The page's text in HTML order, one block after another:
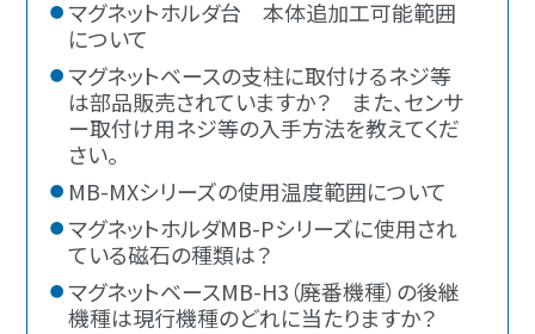
マグネットホルダ台 本体追加工可能範囲
について
マグネットベースの支柱に取付けるネジ等
は部品販売されていますか？ また、センサ
ー取付け用ネジ等の入手方法を教えてくだ
さい。
MB-MXシリーズの使用温度範囲について
マグネットホルダMB-Pシリーズに使用され
ている磁石の種類は？
マグネットベースMB-H3（廃番機種）の後継
機種は現行機種のどれに当たりますか？